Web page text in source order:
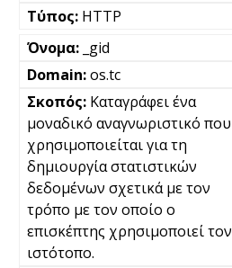
HTTP
_gid
os.tc
Καταγράφει ένα
μοναδικό αναγνωριστικό που
χρησιμοποιείται για τη
δημιουργία στατιστικών
δεδομένων σχετικά με τον
τρόπο με τον οποίο ο
επισκέπτης χρησιμοποιεί τον
ιστότοπο.